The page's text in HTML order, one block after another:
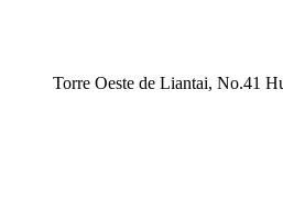
Torre Oeste de Liantai, No.41